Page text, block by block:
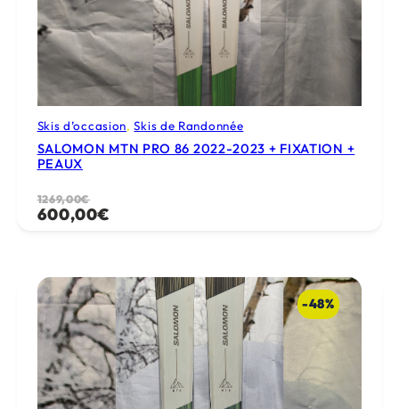
Skis d’occasion, Skis de Randonnée
SALOMON MTN PRO 86 2022-2023 + FIXATION +
PEAUX
1269,00€
Le
prix
1269,00€.
600,00€
Le
prix
600,00€.
-48%